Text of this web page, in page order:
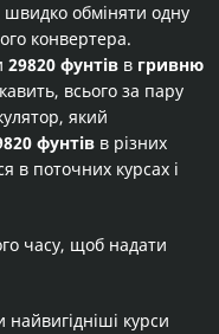
обміняти одну
конвертера.
29820 фунтів в гривню
всього за пару
який
фунтів в різних
в поточних курсах і
часу, щоб надати
курси